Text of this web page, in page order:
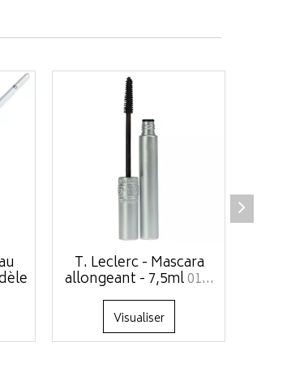
T. Leclerc - Mascara
allongeant - 7,5ml01...
Visualiser